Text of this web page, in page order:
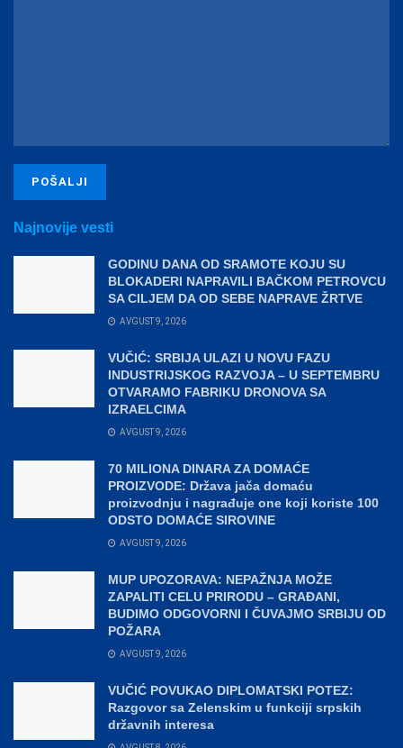
Najnovije vesti
GODINU DANA OD SRAMOTE KOJU SU
BLOKADERI NAPRAVILI BAČKOM PETROVCU
SA CILJEM DA OD SEBE NAPRAVE ŽRTVE
AVGUST 9, 2026
VUČIĆ: SRBIJA ULAZI U NOVU FAZU
INDUSTRIJSKOG RAZVOJA – U SEPTEMBRU
OTVARAMO FABRIKU DRONOVA SA
IZRAELCIMA
AVGUST 9, 2026
70 MILIONA DINARA ZA DOMAĆE
PROIZVODE: Država jača domaću
proizvodnju i nagrađuje one koji koriste 100
ODSTO DOMAĆE SIROVINE
AVGUST 9, 2026
MUP UPOZORAVA: NEPAŽNJA MOŽE
ZAPALITI CELU PRIRODU – GRAĐANI,
BUDIMO ODGOVORNI I ČUVAJMO SRBIJU OD
POŽARA
AVGUST 9, 2026
VUČIĆ POVUKAO DIPLOMATSKI POTEZ:
Razgovor sa Zelenskim u funkciji srpskih
državnih interesa